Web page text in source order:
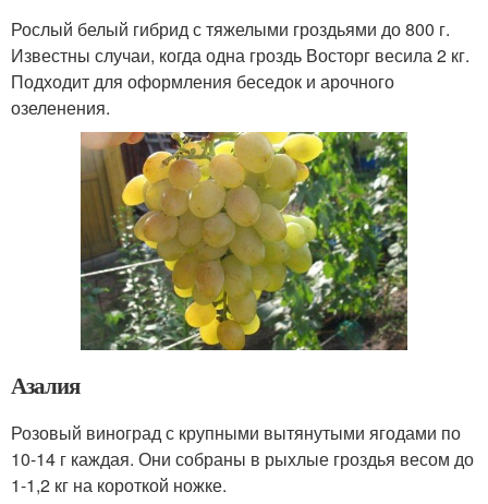
Рослый белый гибрид с тяжелыми гроздьями до 800 г.
Известны случаи, когда одна гроздь Восторг весила 2 кг.
Подходит для оформления беседок и арочного
озеленения.
Азалия
Розовый виноград с крупными вытянутыми ягодами по
10-14 г каждая. Они собраны в рыхлые гроздья весом до
1-1,2 кг на короткой ножке.